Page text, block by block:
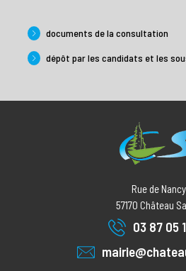
documents de la consultation
dépôt par les candidats et les
Rue de Nancy
57170 Château
03 87 05